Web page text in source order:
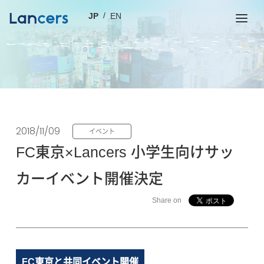
JP EN
2018/11/09 イベント
FC東京×Lancers 小学生向けサッ
カーイベント開催決定
Share on
FC東京と共同イベント開催